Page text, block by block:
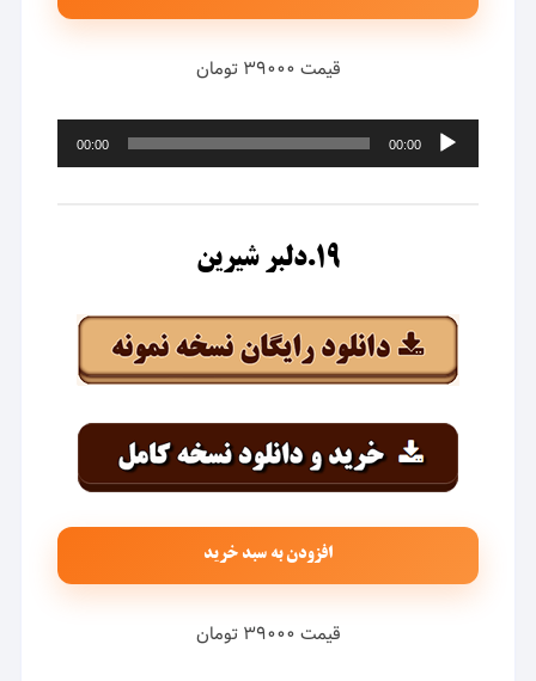
قیمت ۳۹۰۰۰ تومان
پخش‌کننده
صوت
00:00
00:00
۱۹.دلبر شیرین
افزودن به سبد خرید
قیمت ۳۹۰۰۰ تومان